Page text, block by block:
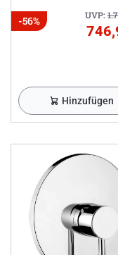
UVP:
-56%
Hinzufügen